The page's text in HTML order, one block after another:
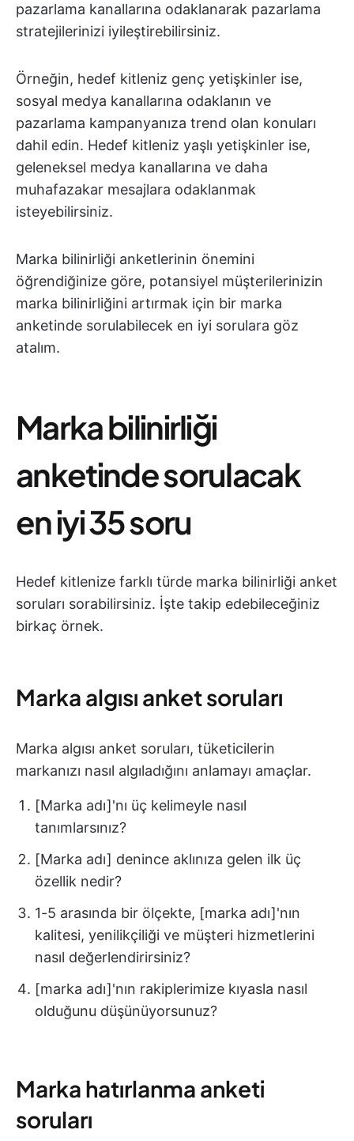
pazarlama kanallarına odaklanarak pazarlama
stratejilerinizi iyileştirebilirsiniz.
Örneğin, hedef kitleniz genç yetişkinler ise,
sosyal medya kanallarına odaklanın ve
pazarlama kampanyanıza trend olan konuları
dahil edin. Hedef kitleniz yaşlı yetişkinler ise,
geleneksel medya kanallarına ve daha
muhafazakar mesajlara odaklanmak
isteyebilirsiniz.
Marka bilinirliği anketlerinin önemini
öğrendiğinize göre, potansiyel müşterilerinizin
marka bilinirliğini artırmak için bir marka
anketinde sorulabilecek en iyi sorulara göz
atalım.
Marka bilinirliği
anketinde sorulacak
en iyi 35 soru
Hedef kitlenize farklı türde marka bilinirliği anket
soruları sorabilirsiniz. İşte takip edebileceğiniz
birkaç örnek.
Marka algısı anket soruları
Marka algısı anket soruları, tüketicilerin
markanızı nasıl algıladığını anlamayı amaçlar.
[Marka adı]'nı üç kelimeyle nasıl
tanımlarsınız?
[Marka adı] denince aklınıza gelen ilk üç
özellik nedir?
1-5 arasında bir ölçekte, [marka adı]'nın
kalitesi, yenilikçiliği ve müşteri hizmetlerini
nasıl değerlendirirsiniz?
[marka adı]'nın rakiplerimize kıyasla nasıl
olduğunu düşünüyorsunuz?
Marka hatırlanma anketi
soruları